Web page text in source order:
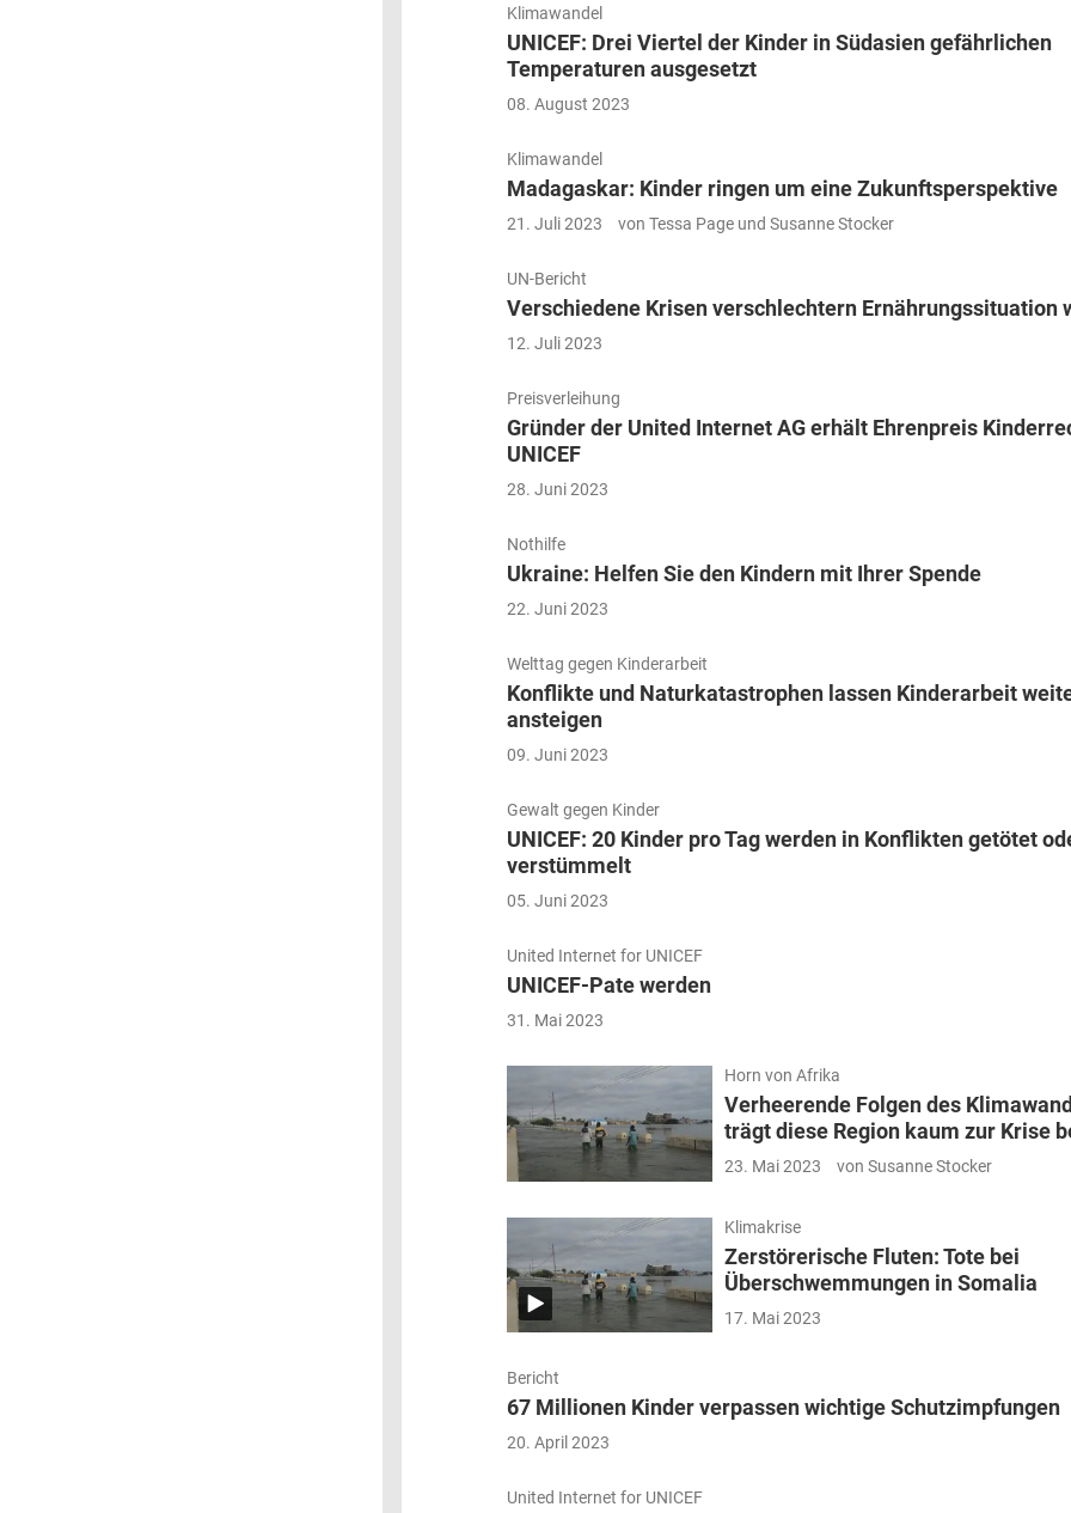
Klimawandel
UNICEF: Drei Viertel der Kinder in Südasien gefährlichen
Temperaturen ausgesetzt
08. August 2023
Klimawandel
Madagaskar: Kinder ringen um eine Zukunftsperspektive
21. Juli 2023 von Tessa Page und Susanne Stocker
UN-Bericht
Verschiedene Krisen verschlechtern Ernährungssituation
12. Juli 2023
Preisverleihung
Gründer der United Internet AG erhält Ehrenpreis
UNICEF
28. Juni 2023
Nothilfe
Ukraine: Helfen Sie den Kindern mit Ihrer Spende
22. Juni 2023
Welttag gegen Kinderarbeit
Konflikte und Naturkatastrophen lassen Kinderarbeit
ansteigen
09. Juni 2023
Gewalt gegen Kinder
UNICEF: 20 Kinder pro Tag werden in Konflikten getötet
verstümmelt
05. Juni 2023
United Internet for UNICEF
UNICEF-Pate werden
31. Mai 2023
Horn von Afrika
Verheerende Folgen des
trägt diese Region kaum zur Krise
23. Mai 2023 von Susanne Stocker
Klimakrise
Zerstörerische Fluten: Tote bei
Überschwemmungen in Somalia
17. Mai 2023
Bericht
67 Millionen Kinder verpassen wichtige Schutzimpfungen
20. April 2023
United Internet for UNICEF